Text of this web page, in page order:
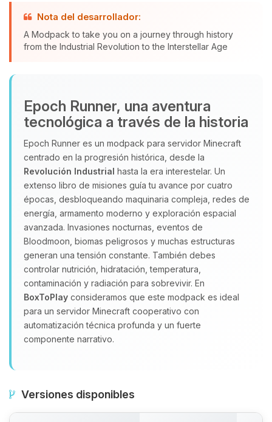
Nota del desarrollador:
A Modpack to take you on a journey through history
from the Industrial Revolution to the Interstellar Age
Epoch Runner, una aventura
tecnológica a través de la historia
Epoch Runner es un modpack para servidor Minecraft
centrado en la progresión histórica, desde la
Revolución Industrial hasta la era interestelar. Un
extenso libro de misiones guía tu avance por cuatro
épocas, desbloqueando maquinaria compleja, redes de
energía, armamento moderno y exploración espacial
avanzada. Invasiones nocturnas, eventos de
Bloodmoon, biomas peligrosos y muchas estructuras
generan una tensión constante. También debes
controlar nutrición, hidratación, temperatura,
contaminación y radiación para sobrevivir. En
BoxToPlay consideramos que este modpack es ideal
para un servidor Minecraft cooperativo con
automatización técnica profunda y un fuerte
componente narrativo.
Versiones disponibles
hablar! Soy Choupy, tu pequeno
asistente de BoxToPlay. Cuentame